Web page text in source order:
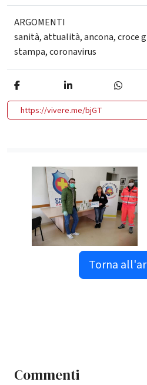
ARGOMENTI
sanità,attualità,ancona,croce
stampa,coronavirus
https://vivere.me/bjGT
Torna
Commenti